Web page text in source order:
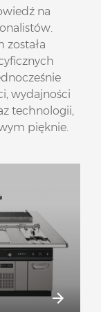
na
została
wydajności
technologii,
pięknie.